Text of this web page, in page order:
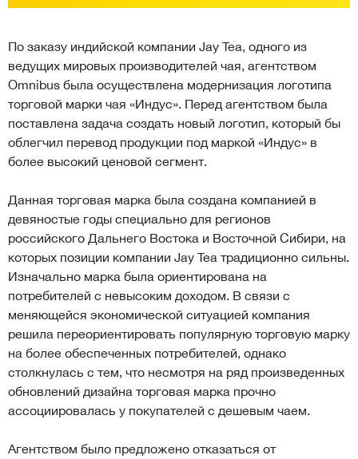
По заказу индийской компании Jay Tea, одного из
ведущих мировых производителей чая, агентством
Omnibus была осуществлена модернизация логотипа
торговой марки чая «Индус». Перед агентством была
поставлена задача создать новый логотип, который бы
облегчил перевод продукции под маркой «Индус» в
более высокий ценовой сегмент.
Данная торговая марка была создана компанией в
девяностые годы специально для регионов
российского Дальнего Востока и Восточной Сибири, на
которых позиции компании Jay Tea традиционно сильны.
Изначально марка была ориентирована на
потребителей с невысоким доходом. В связи с
меняющейся экономической ситуацией компания
решила переориентировать популярную торговую марку
на более обеспеченных потребителей, однако
столкнулась с тем, что несмотря на ряд произведенных
обновлений дизайна торговая марка прочно
ассоциировалась у покупателей с дешевым чаем.
Агентством было предложено отказаться от